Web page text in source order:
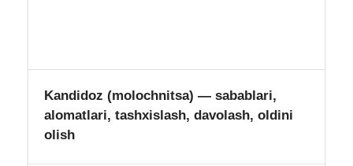
Kandidoz (molochnitsa) — sabablari,
alomatlari, tashxislash, davolash, oldini
olish